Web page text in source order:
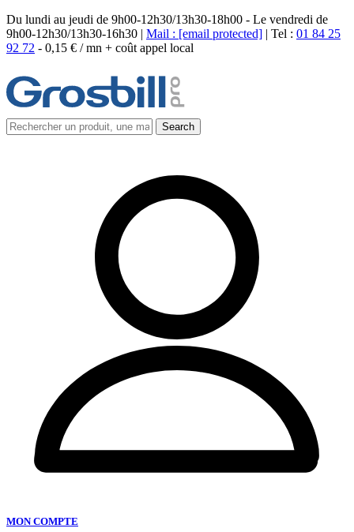
Du lundi au jeudi de 9h00-12h30/13h30-18h00 - Le vendredi de
9h00-12h30/13h30-16h30 | Mail : [email protected] | Tel : 01 84 25
92 72 - 0,15 € / mn + coût appel local
MON COMPTE